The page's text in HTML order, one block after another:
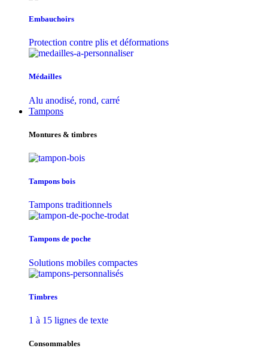
Embauchoirs
Protection contre plis et déformations
Médailles
Alu anodisé, rond, carré
Tampons
Montures & timbres
Tampons bois
Tampons traditionnels
Tampons de poche
Solutions mobiles compactes
Timbres
1 à 15 lignes de texte
Consommables